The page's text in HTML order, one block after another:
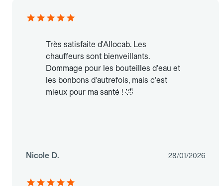
Très satisfaite d'Allocab. Les
chauffeurs sont bienveillants.
Dommage pour les bouteilles d'eau et
les bonbons d'autrefois, mais c'est
mieux pour ma santé ! 🤣
Nicole D. 28/01/2026